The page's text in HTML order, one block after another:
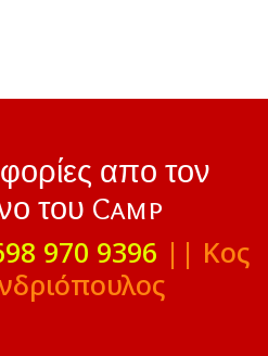
απο τον
του Camp
970 9396 || Κος